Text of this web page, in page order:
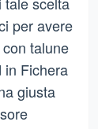
per avere
talune
in Fichera
giusta